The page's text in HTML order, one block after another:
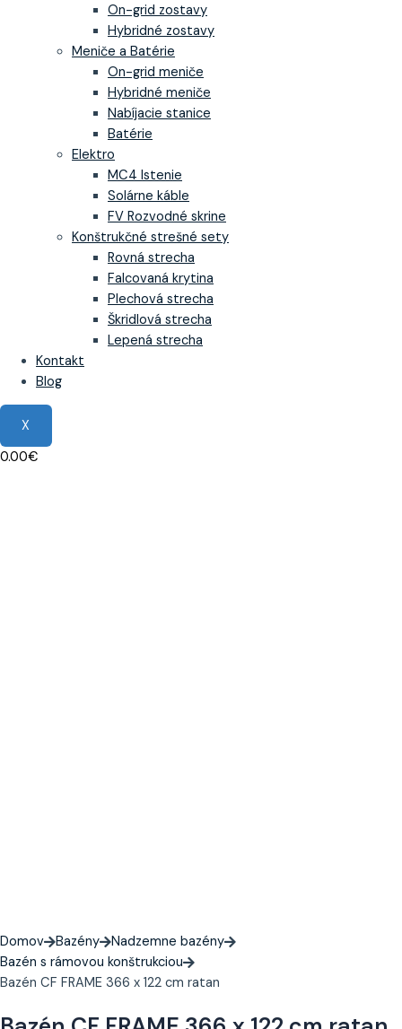
On-grid zostavy
Hybridné zostavy
Meniče a Batérie
On-grid meniče
Hybridné meniče
Nabíjacie stanice
Batérie
Elektro
MC4 Istenie
Solárne káble
FV Rozvodné skrine
Konštrukčné strešné sety
Rovná strecha
Falcovaná krytina
Plechová strecha
Škridlová strecha
Lepená strecha
Kontakt
Blog
X
0.00€
Domov Bazény
Nadzemne bazény
Bazén s rámovou konštrukciou
Bazén CF FRAME 366 x 122 cm ratan